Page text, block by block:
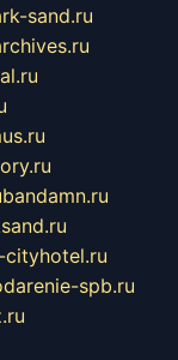
sand.ru
bandamn.ru
cityhotel.ru
spb.ru